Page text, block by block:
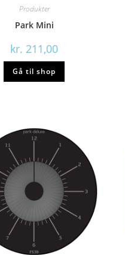
Produkter
Park Mini
kr. 211,00
Gå til shop